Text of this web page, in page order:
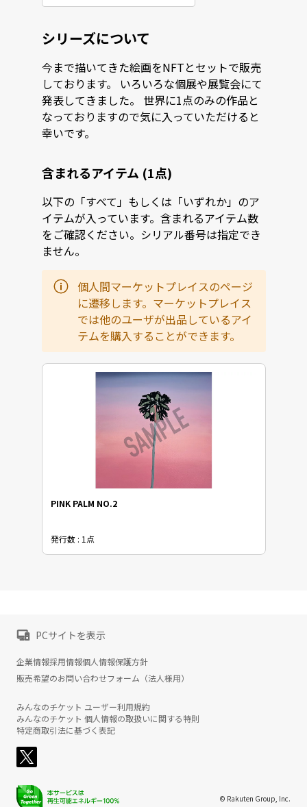
シリーズについて
今まで描いてきた絵画をNFTとセットで販売
しております。 いろいろな個展や展覧会にて
発表してきました。 世界に1点のみの作品と
なっておりますので気に入っていただけると
幸いです。
含まれるアイテム (1点)
以下の「すべて」もしくは「いずれか」のア
イテムが入っています。含まれるアイテム数
をご確認ください。シリアル番号は指定でき
ません。
個人間マーケットプレイスのページ
に遷移します。マーケットプレイス
では他のユーザが出品しているアイ
テムを購入することができます。
PINK PALM NO.2
発行数 : 1点
PCサイトを表示
企業情報採用情報個人情報保護方針
販売希望のお問い合わせフォーム（法人様用）
みんなのチケット ユーザー利用規約
みんなのチケット 個人情報の取扱いに関する特則
特定商取引法に基づく表記
© Rakuten Group, Inc.